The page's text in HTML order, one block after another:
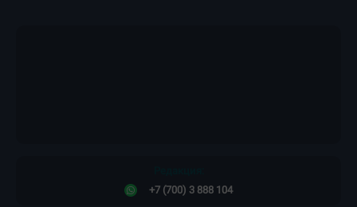
+7 (700) 3 888 104